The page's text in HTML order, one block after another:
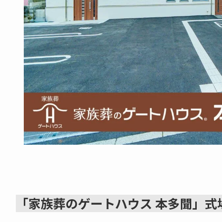
「家族葬のゲートハウス 本多聞」